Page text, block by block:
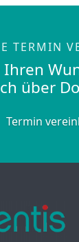
TERMIN
Ihren
über
Termin